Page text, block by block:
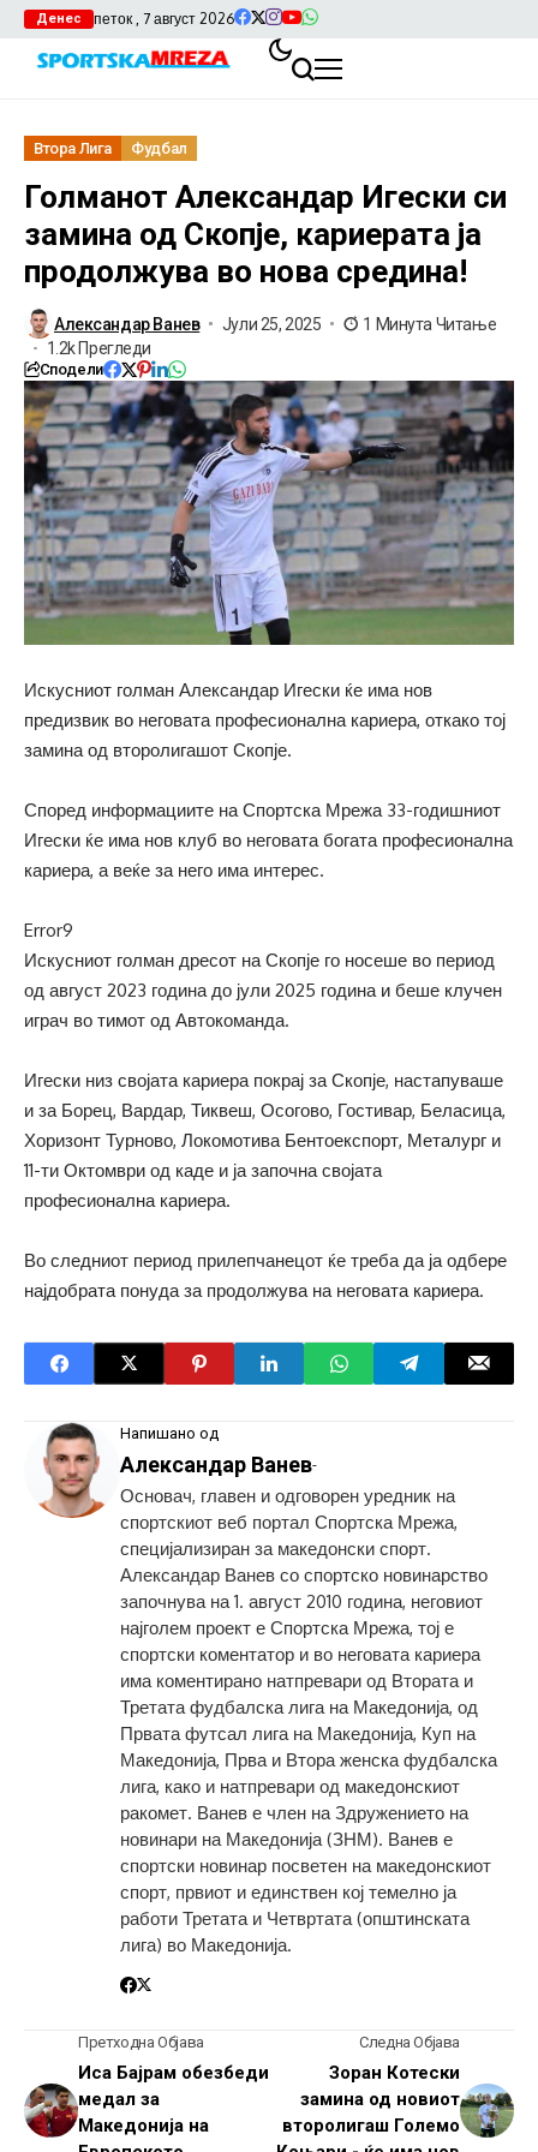
Денес петок , 7 август 2026
Втора Лига Фудбал
Голманот Александар Игески си
замина од Скопје, кариерата ја
продолжува во нова средина!
Александар Ванев Јули 25, 2025
1 Минута Читање
1.2k Прегледи
Сподели
Искусниот голман Александар Игески ќе има нов
предизвик во неговата професионална кариера, откако тој
замина од второлигашот Скопје.
Според информациите на Спортска Мрежа 33-годишниот
Игески ќе има нов клуб во неговата богата професионална
кариера, а веќе за него има интерес.
Error9
Искусниот голман дресот на Скопје го носеше во период
од август 2023 година до јули 2025 година и беше клучен
играч во тимот од Автокоманда.
Игески низ својата кариера покрај за Скопје, настапуваше
и за Борец, Вардар, Тиквеш, Осогово, Гостивар, Беласица,
Хоризонт Турново, Локомотива Бентоекспорт, Металург и
11-ти Октомври од каде и ја започна својата
професионална кариера.
Во следниот период прилепчанецот ќе треба да ја одбере
најдобрата понуда за продолжува на неговата кариера.
Напишано од
Александар Ванев-
Основач, главен и одговорен уредник на
спортскиот веб портал Спортска Мрежа,
специјализиран за македонски спорт.
Александар Ванев со спортско новинарство
започнува на 1. август 2010 година, неговиот
најголем проект е Спортска Мрежа, тој е
спортски коментатор и во неговата кариера
има коментирано натпревари од Втората и
Третата фудбалска лига на Македонија, од
Првата футсал лига на Македонија, Куп на
Македонија, Прва и Втора женска фудбалска
лига, како и натпревари од македонскиот
ракомет. Ванев е член на Здружението на
новинари на Македонија (ЗНМ). Ванев е
спортски новинар посветен на македонскиот
спорт, првиот и единствен кој темелно ја
работи Третата и Четвртата (општинската
лига) во Македонија.
Претходна Објава
Иса Бајрам обезбеди
медал за
Македонија на
Следна Објава
Зоран Котески
замина од новиот
второлигаш Големо